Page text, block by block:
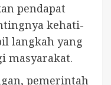
pendapat
kehati-
langkah yang
masyarakat.
pemerintah